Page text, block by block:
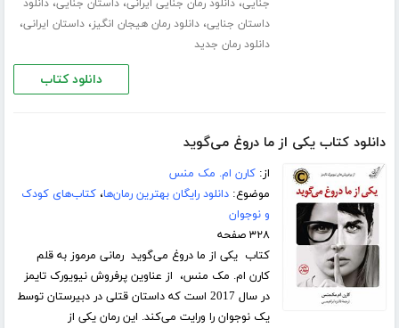
جنایی،دانلود رمان جنایی ایرانی،داستان جنایی،دانلود
داستان جنایی،دانلود رمان هیجان انگیز،داستان ایرانی،
دانلود رمان جدید
دانلود کتاب
دانلود کتاب یکی از ما دروغ می‌گوید
از:کارن ام. مک منس
موضوع:دانلود رایگان بهترین رمان‌ها،کتاب‌های کودک
و نوجوان
۳۲۸ صفحه
کتاب یکی از ما دروغ می‌گوید رمانی مرموز به قلم
کارن ام. مک منس، از عناوین پرفروش نیویورک تایمز
در سال 2017 است که داستان قتلی در دبیرستان توسط
یک نوجوان را ورایت می‌کند. این رمان یکی از